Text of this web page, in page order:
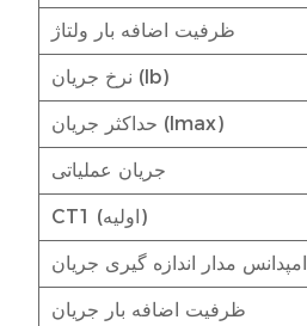
ظرفیت اضافه بار ولتاژ
نرخ جریان (Ib)
حداکثر جریان (Imax)
جریان عملیاتی
CT1 (اولیه)
امپدانس مدار اندازه گیری جریان
ظرفیت اضافه بار جریان